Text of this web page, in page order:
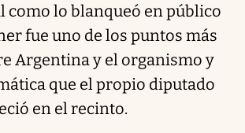
como lo blanqueó en público
fue uno de los puntos más
Argentina y el organismo y
que el propio diputado
en el recinto.